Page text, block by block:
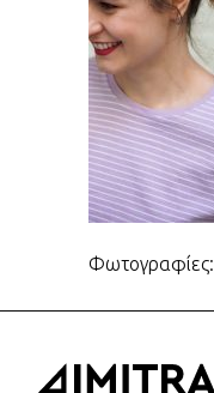
Φωτογραφίες: